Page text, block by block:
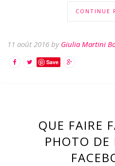
CONTINUE
11 août 2016 by Giulia Martini
Save
QUE FAIRE
PHOTO DE